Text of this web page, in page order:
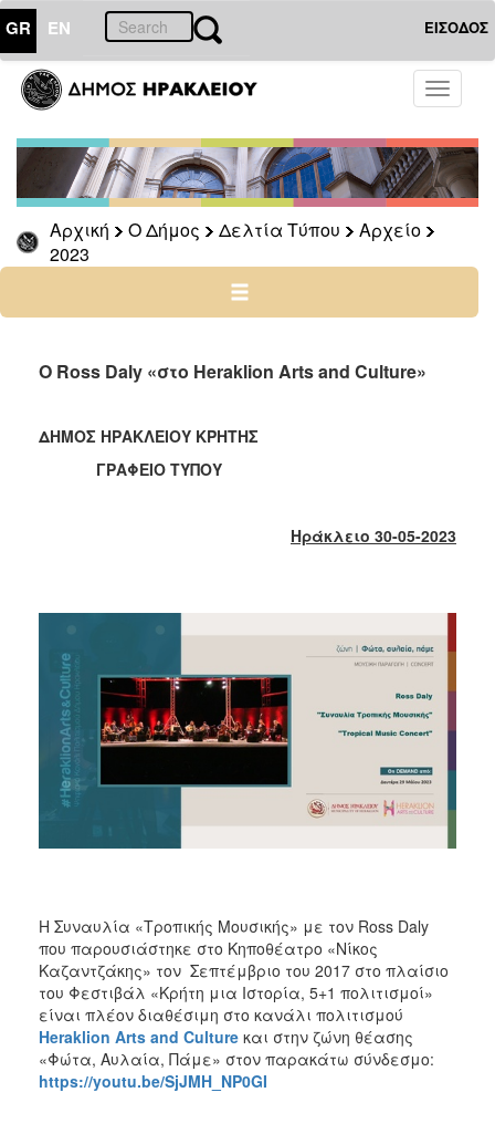
GR EN ΕΙΣΟΔΟΣ
Toggle
Αρχική Ο Δήμος Δελτία Τύπου
Αρχείο
2023
ΔΗΜΟΣ
Δελτία
Τύπου
Αρχείο
2026
2025
2022
2020
2019
2011
2010
ΠΟΛΙΤΙΣΜΟΣ
ΑΝΘΕΚΤΙΚΗ
ΠΟΛΗ
Ο Ross Daly «στο Heraklion Arts and Culture»
ΔΗΜΟΣ ΗΡΑΚΛΕΙΟΥ ΚΡΗΤΗΣ
ΓΡΑΦΕΙΟ ΤΥΠΟΥ
Ηράκλειο 30-05-2023
Η Συναυλία «Τροπικής Μουσικής» με τον Ross Daly
που παρουσιάστηκε στο Κηποθέατρο «Νίκος
Καζαντζάκης» τον Σεπτέμβριο του 2017 στο πλαίσιο
του Φεστιβάλ «Κρήτη μια Ιστορία, 5+1 πολιτισμοί»
είναι πλέον διαθέσιμη στο κανάλι πολιτισμού
Heraklion Arts and Culture και στην ζώνη θέασης
«Φώτα, Αυλαία, Πάμε» στον παρακάτω σύνδεσμο:
https://youtu.be/SjJMH_NP0GI